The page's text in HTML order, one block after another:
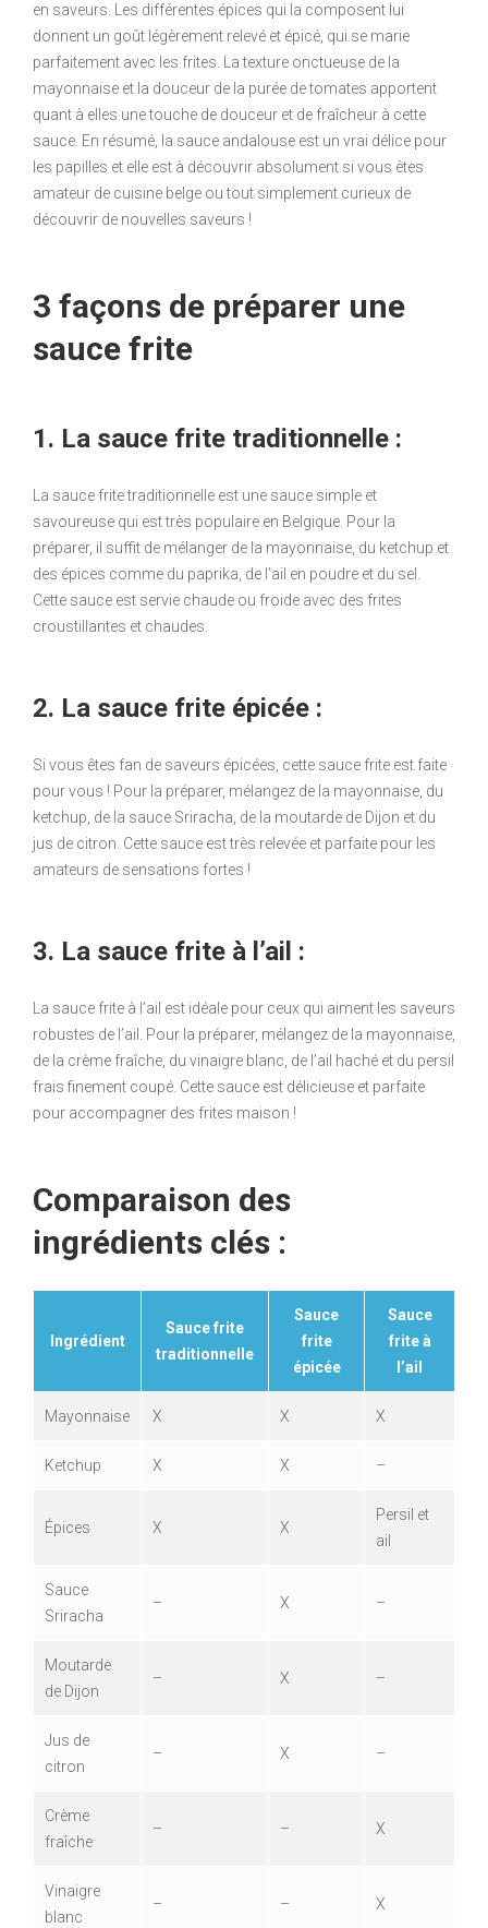
en saveurs. Les différentes épices qui la composent lui
donnent un goût légèrement relevé et épicé, qui se marie
parfaitement avec les frites. La texture onctueuse de la
mayonnaise et la douceur de la purée de tomates apportent
quant à elles une touche de douceur et de fraîcheur à cette
sauce. En résumé, la sauce andalouse est un vrai délice pour
les papilles et elle est à découvrir absolument si vous êtes
amateur de cuisine belge ou tout simplement curieux de
découvrir de nouvelles saveurs !
3 façons de préparer une
sauce frite
1. La sauce frite traditionnelle :
La sauce frite traditionnelle est une sauce simple et
savoureuse qui est très populaire en Belgique. Pour la
préparer, il suffit de mélanger de la mayonnaise, du ketchup et
des épices comme du paprika, de l’ail en poudre et du sel.
Cette sauce est servie chaude ou froide avec des frites
croustillantes et chaudes.
2. La sauce frite épicée :
Si vous êtes fan de saveurs épicées, cette sauce frite est faite
pour vous ! Pour la préparer, mélangez de la mayonnaise, du
ketchup, de la sauce Sriracha, de la moutarde de Dijon et du
jus de citron. Cette sauce est très relevée et parfaite pour les
amateurs de sensations fortes !
3. La sauce frite à l’ail :
La sauce frite à l’ail est idéale pour ceux qui aiment les saveurs
robustes de l’ail. Pour la préparer, mélangez de la mayonnaise,
de la crème fraîche, du vinaigre blanc, de l’ail haché et du persil
frais finement coupé. Cette sauce est délicieuse et parfaite
pour accompagner des frites maison !
Comparaison des
ingrédients clés :
Ingrédient
Sauce frite
traditionnelle
Sauce
frite
épicée
Sauce
frite à
l’ail
Mayonnaise X X X
Ketchup X X –
Épices X X
Persil et
ail
Sauce
Sriracha
– X –
Moutarde
de Dijon
– X –
Jus de
citron
– X –
Crème
fraîche
– – X
Vinaigre
blanc
– – X